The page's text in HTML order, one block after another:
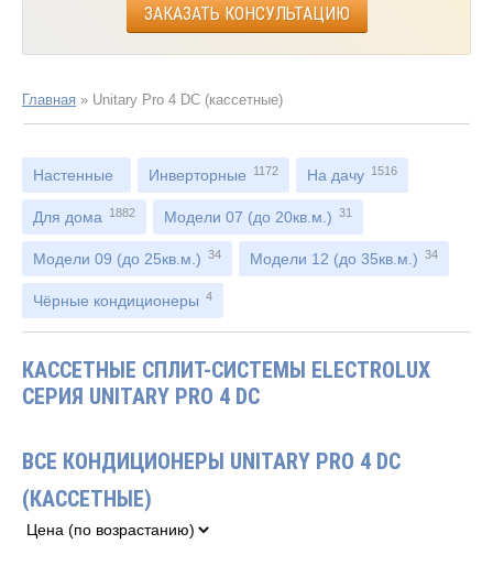
ЗАКАЗАТЬ КОНСУЛЬТАЦИЮ
Главная » Unitary Pro 4 DC (кассетные)
Настенные Инверторные 1172 На дачу 1516
Для дома 1882 Модели 07 (до 20кв.м.) 31
Модели 09 (до 25кв.м.) 34 Модели 12 (до 35кв.м.) 34
Чёрные кондиционеры 4
КАССЕТНЫЕ СПЛИТ-СИСТЕМЫ ELECTROLUX
СЕРИЯ UNITARY PRO 4 DC
ВСЕ КОНДИЦИОНЕРЫ UNITARY PRO 4 DC
(КАССЕТНЫЕ)